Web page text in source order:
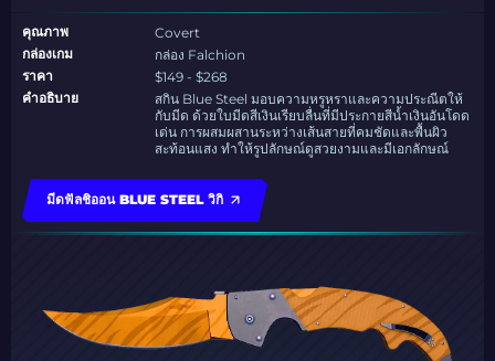
คุณภาพ
Covert
กล่องเกม
กล่อง Falchion
ราคา
$149 - $268
คำอธิบาย
สกิน Blue Steel มอบความหรูหราและความประณีตให้
กับมีด ด้วยใบมีดสีเงินเรียบลื่นที่มีประกายสีน้ำเงินอันโดด
เด่น การผสมผสานระหว่างเส้นสายที่คมชัดและพื้นผิว
สะท้อนแสง ทำให้รูปลักษณ์ดูสวยงามและมีเอกลักษณ์
มีดฟัลชิออน BLUE STEEL วิกิ